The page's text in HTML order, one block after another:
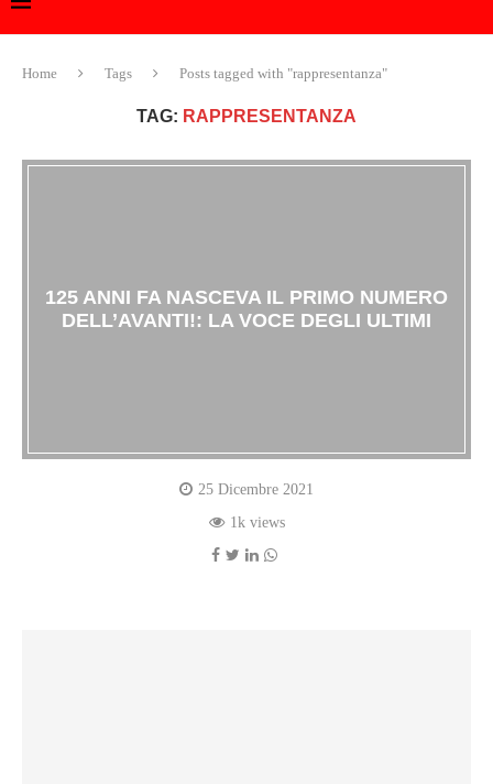
Home Tags Posts tagged with "rappresentanza"
TAG: RAPPRESENTANZA
125 ANNI FA NASCEVA IL PRIMO NUMERO
DELL’AVANTI!: LA VOCE DEGLI ULTIMI
25 Dicembre 2021
1k views